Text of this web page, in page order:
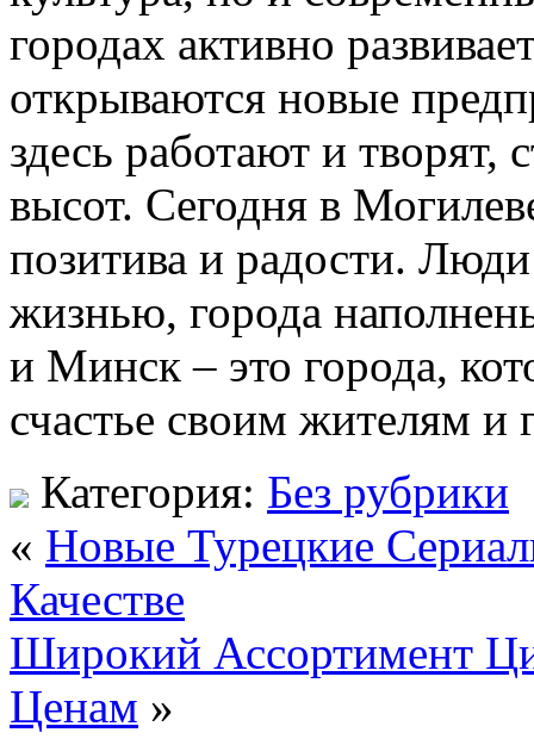
городах активно
открываются новые
здесь работают и
высот. Сегодня в
позитива и радости.
жизнью, города
и Минск – это города,
счастье своим жителям и
Категория: Без рубрики
« Новые Турецкие
Качестве
Широкий Ассортимент
Ценам »